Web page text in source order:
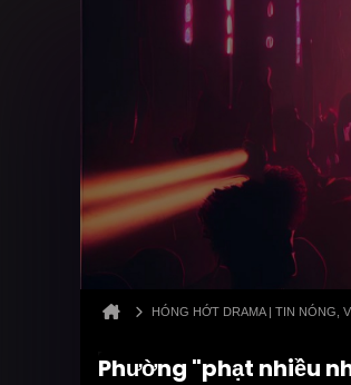
HÓNG HỚT DRAMA | TIN NÓNG,
Phường "phạt nhiều